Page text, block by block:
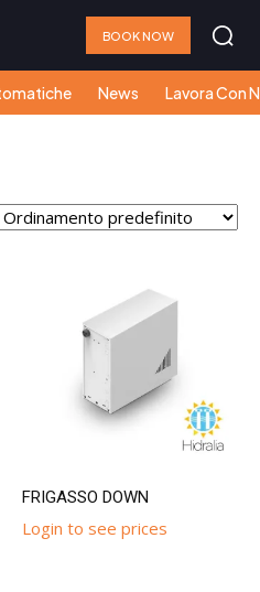
BOOK NOW
News Lavora Con
FRIGASSO DOWN
Login to see prices